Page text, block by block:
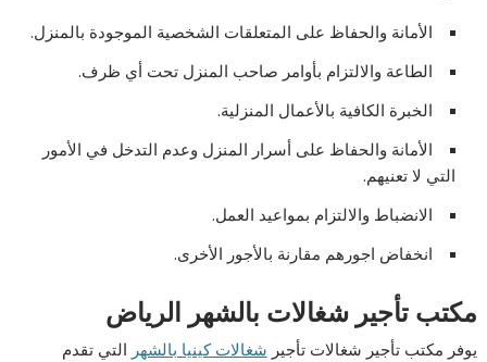
الأمانة والحفاظ على المتعلقات الشخصية الموجودة بالمنزل.
الطاعة والالتزام بأوامر صاحب المنزل تحت أي ظرف.
الخبرة الكافية بالأعمال المنزلية.
الأمانة والحفاظ على أسرار المنزل وعدم التدخل في الأمور
التي لا تعنيهم.
الانضباط والالتزام بمواعيد العمل.
انخفاض اجورهم مقارنة بالأجور الأخرى.
مكتب تأجير شغالات بالشهر الرياض
يوفر مكتب تأجير شغالات تأجير شغالات كينيا بالشهر التي تقدم